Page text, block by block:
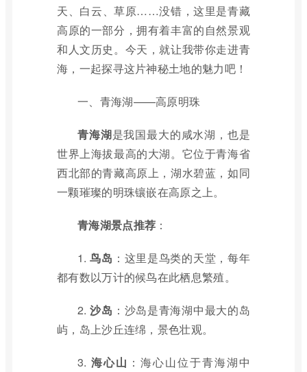
天、白云、草原……没错，这里是青藏
高原的一部分，拥有着丰富的自然景观
和人文历史。今天，就让我带你走进青
海，一起探寻这片神秘土地的魅力吧！
一、青海湖——高原明珠
青海湖是我国最大的咸水湖，也是
世界上海拔最高的大湖。它位于青海省
西北部的青藏高原上，湖水碧蓝，如同
一颗璀璨的明珠镶嵌在高原之上。
青海湖景点推荐 ：
1.鸟岛 ：这里是鸟类的天堂，每年
都有数以万计的候鸟在此栖息繁殖。
2.沙岛 ：沙岛是青海湖中最大的岛
屿，岛上沙丘连绵，景色壮观。
3. 海心山 ：海心山位于青海湖中